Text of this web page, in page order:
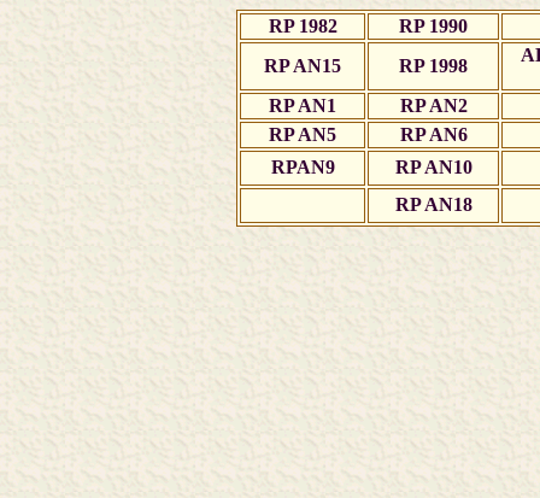
RP 1982
RP 1990
RP AN15
RP 1998
RP AN1
RP AN2
RP AN5
RP AN6
RPAN9
RP AN10
RP AN18